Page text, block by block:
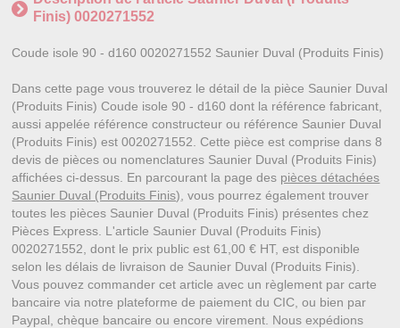
Finis) 0020271552
Coude isole 90 - d160 0020271552 Saunier Duval (Produits Finis)
Dans cette page vous trouverez le détail de la pièce Saunier Duval
(Produits Finis) Coude isole 90 - d160 dont la référence fabricant,
aussi appelée référence constructeur ou référence Saunier Duval
(Produits Finis) est 0020271552. Cette pièce est comprise dans 8
devis de pièces ou nomenclatures Saunier Duval (Produits Finis)
affichées ci-dessus. En parcourant la page des pièces détachées
Saunier Duval (Produits Finis) , vous pourrez également trouver
toutes les pièces Saunier Duval (Produits Finis) présentes chez
Pièces Express. L'article Saunier Duval (Produits Finis)
0020271552, dont le prix public est 61,00 € HT, est disponible
selon les délais de livraison de Saunier Duval (Produits Finis).
Vous pouvez commander cet article avec un règlement par carte
bancaire via notre plateforme de paiement du CIC, ou bien par
Paypal, chèque bancaire ou encore virement. Nous expédions